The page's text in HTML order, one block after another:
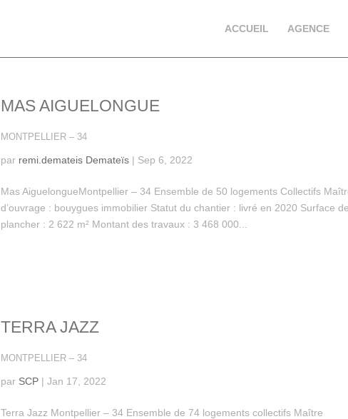
ACCUEIL AGENCE
MAS AIGUELONGUE
MONTPELLIER – 34
par remi.demateis Demateïs | Sep 6, 2022
Mas AiguelongueMontpellier – 34 Ensemble de 50 logements Collectifs
d’ouvrage : bouygues immobilier Statut du chantier : livré en 2020 Surface de
plancher : 2 622 m² Montant des travaux : 3 468 000...
TERRA JAZZ
MONTPELLIER – 34
par SCP |Jan 17, 2022
Terra Jazz Montpellier – 34 Ensemble de 74 logements collectifs Maître